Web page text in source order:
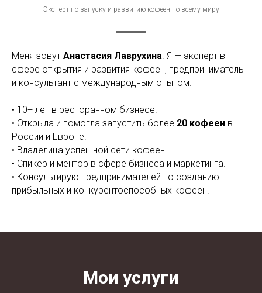
Эксперт по запуску и развитию кофеен по всему миру
Меня зовут Анастасия Лаврухина. Я — эксперт в
сфере открытия и развития кофеен, предприниматель
и консультант с международным опытом.
• 10+ лет в ресторанном бизнесе.
• Открыла и помогла запустить более 20 кофеен в
России и Европе.
• Владелица успешной сети кофеен.
• Спикер и ментор в сфере бизнеса и маркетинга.
• Консультирую предпринимателей по созданию
прибыльных и конкурентоспособных кофеен.
Мои услуги